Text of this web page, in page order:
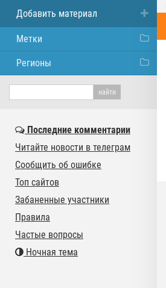
Добавить материал
Метки
Регионы
Последние комментарии
Читайте новости в телеграм
Сообщить об ошибке
Топ сайтов
Забаненные участники
Правила
Частые вопросы
Ночная тема